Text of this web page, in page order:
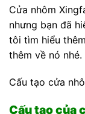
Cửa nhôm
nhưng bạn đã
tôi tìm hiểu
thêm về nó nhé.
Cấu tạo cửa
Cấu tạo của